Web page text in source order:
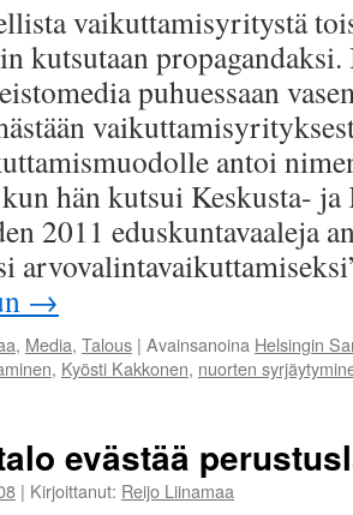
vaikuttamisyritystä
kutsutaan propagandaksi.
puhuessaan
antoi
hän kutsui Keskusta-
2011 eduskuntavaaleja
→
, Media, Talous | Avainsanoina Helsingin
, Kyösti Kakkonen, nuorten
evästää
| Kirjoittanut: Reijo Liinamaa